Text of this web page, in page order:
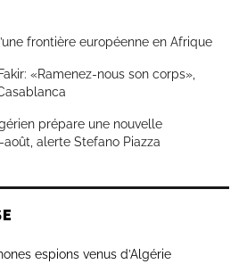
frontière européenne en Afrique
«Ramenez-nous son corps»,
prépare une nouvelle
alerte Stefano Piazza
espions venus d’Algérie